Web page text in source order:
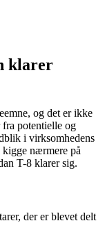
klarer
og det er ikke
potentielle og
i virksomhedens
nærmere på
T-8 klarer sig.
der er blevet delt